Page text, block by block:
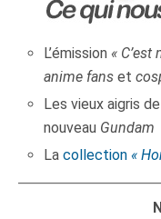
L’émission« C’est
anime fans et
Les vieux aigris
nouveau Gundam
Lacollection«